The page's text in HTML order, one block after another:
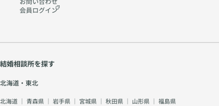
会員ログイン
結婚相談所を探す
北海道・東北
北海道 ｜ 青森県 ｜ 岩手県 ｜ 宮城県 ｜ 秋田県 ｜ 山形県 ｜ 福島県